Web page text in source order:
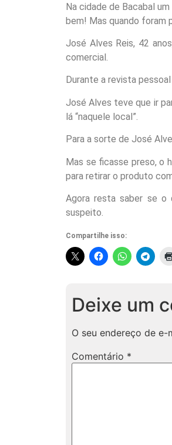
Na cidade de Bacabal
bem! Mas quando foram
José Alves Reis, 42
comercial.
Durante a revista
José Alves teve que ir
lá “naquele local”.
Para a sorte de José
Mas se ficasse preso, o
para retirar o produto
Agora resta saber se o
suspeito.
Compartilhe isso:
Deixe um
O seu endereço de
Comentário *